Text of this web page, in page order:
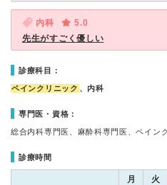
内科
5.0
先生がすごく優しい
診療科目：
ペインクリニック 、内科
専門医・資格：
総合内科専門医、麻酔科専門医、ペイン
診療時間
月 火